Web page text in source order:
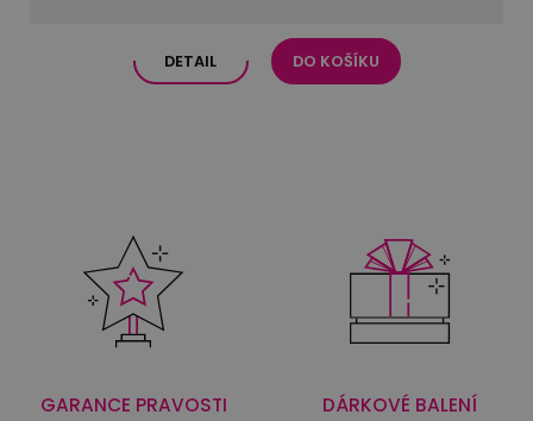
DETAIL DO KOŠÍKU
GARANCE PRAVOSTI DÁRKOVÉ BALENÍ